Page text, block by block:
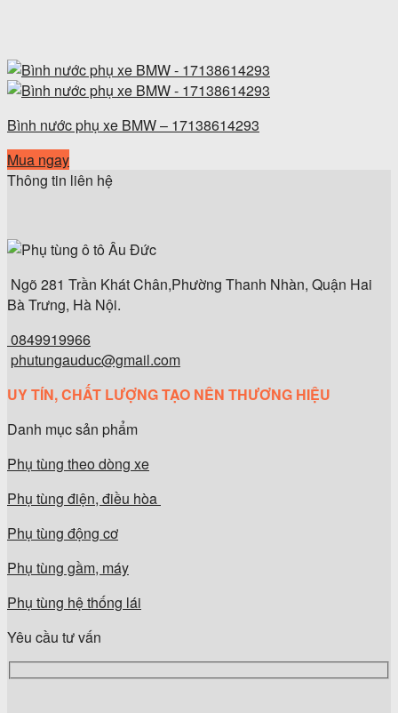
Bình nước phụ xe BMW – 17138614293
Mua ngay
Thông tin liên hệ
Ngõ 281 Trần Khát Chân,Phường Thanh Nhàn, Quận Hai
Bà Trưng, Hà Nội.
0849919966
phutungauduc@gmail.com
UY TÍN, CHẤT LƯỢNG TẠO NÊN THƯƠNG HIỆU
Danh mục sản phẩm
Phụ tùng theo dòng xe
Phụ tùng điện, điều hòa
Phụ tùng động cơ
Phụ tùng gầm, máy
Phụ tùng hệ thống lái
Yêu cầu tư vấn